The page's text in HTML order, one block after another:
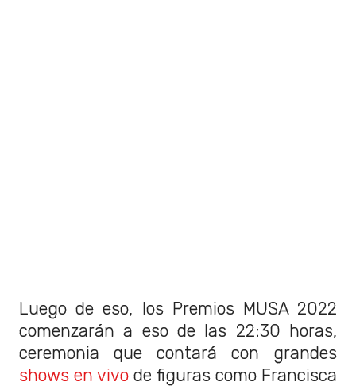
Luego de eso, los Premios MUSA 2022
comenzarán a eso de las 22:30 horas,
ceremonia que contará con grandes
shows en vivo de figuras como Francisca